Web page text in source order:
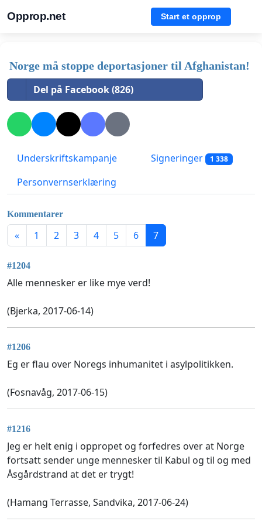
Opprop.net Start et opprop
Norge må stoppe deportasjoner til Afghanistan!
Del på Facebook (826)
Underskriftskampanje Signeringer 1 338
Personvernserklæring
Kommentarer
« 1 2 3 4 5 6 7
#1204
Alle mennesker er like mye verd!
(Bjerka, 2017-06-14)
#1206
Eg er flau over Noregs inhumanitet i asylpolitikken.
(Fosnavåg, 2017-06-15)
#1216
Jeg er helt enig i oppropet og forfedres over at Norge
fortsatt sender unge mennesker til Kabul og til og med
Åsgårdstrand at det er trygt!
(Hamang Terrasse, Sandvika, 2017-06-24)